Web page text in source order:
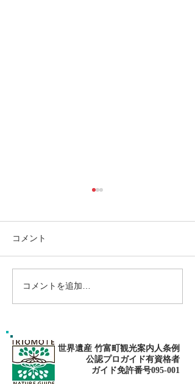
ゴールデンウィークは南
の島で新しい自分に出逢
コメント
コメントを追加…
世界遺産 竹富町観光案内人条例
公認プロガイド有資格者
​ガイド免許番号095-001​​